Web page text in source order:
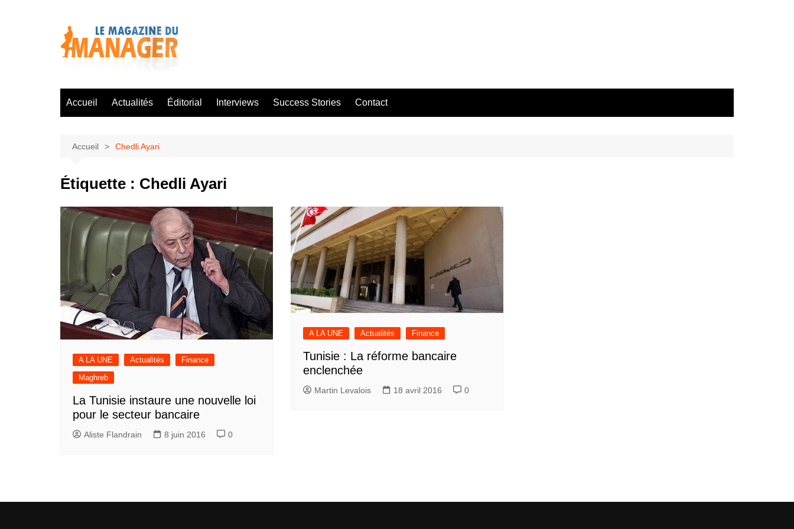
Accueil Actualités Éditorial Interviews Success Stories Contact
Accueil Chedli Ayari
Étiquette : Chedli Ayari
A LA UNE Actualités
Finance
Maghreb
La Tunisie instaure une nouvelle loi
pour le secteur bancaire
Aliste Flandrain 8 juin 2016 0
A LA UNE Actualités Finance
Tunisie : La réforme bancaire
enclenchée
Martin Levalois 18 avril 2016 0